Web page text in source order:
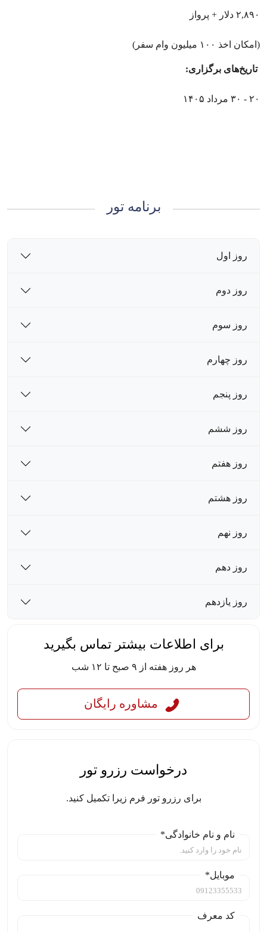
۲,۸۹۰ دلار + پرواز
(امکان اخذ ۱۰۰ میلیون وام سفر)
تاریخ‌های برگزاری:
۲۰ - ۳۰ مرداد ۱۴۰۵
برنامه تور
روز اول
روز دوم
روز سوم
روز چهارم
روز پنجم
روز ششم
روز هفتم
روز هشتم
روز نهم
روز دهم
روز یازدهم
برای اطلاعات بیشتر تماس بگیرید
هر روز هفته از ۹ صبح تا ۱۲ شب
مشاوره رایگان
درخواست رزرو تور
برای رزرو تور فرم زیرا تکمیل کنید.
نام و نام خانوادگی*
موبایل*
کد معرف